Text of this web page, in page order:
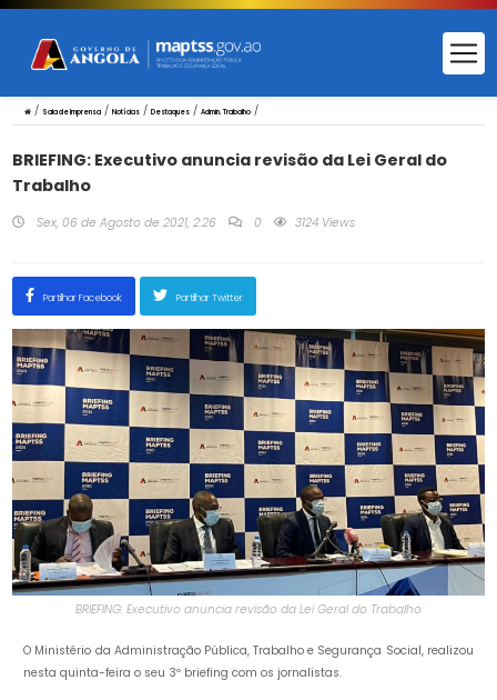
/ Sala de Imprensa/ Notícias/ Destaques/ Admin. Trabalho/
BRIEFING: Executivo anuncia revisão da Lei Geral do
Trabalho
Sex, 06 de Agosto de 2021, 2:26 0 3124 Views
Partilhar Facebook Partilhar Twitter
BRIEFING: Executivo anuncia revisão da Lei Geral do Trabalho
O Ministério da Administração Pública, Trabalho e Segurança Social, realizou
nesta quinta-feira o seu 3º briefing com os jornalistas.